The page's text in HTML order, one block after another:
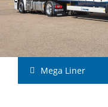
Mega Liner